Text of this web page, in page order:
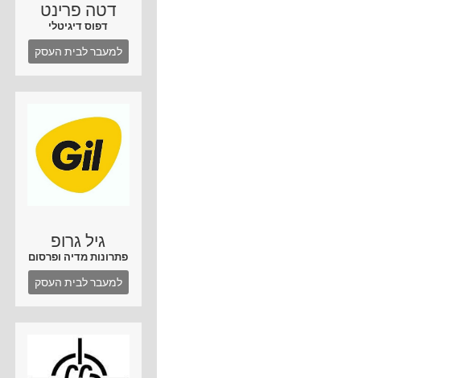
דטה פרינט
דפוס דיגיטלי
למעבר לבית העסק
גיל גרופ
פתרונות מדיה ופרסום
למעבר לבית העסק